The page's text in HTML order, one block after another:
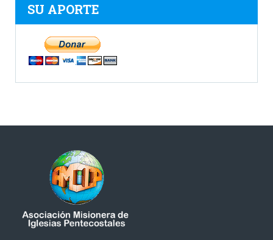
SU APORTE